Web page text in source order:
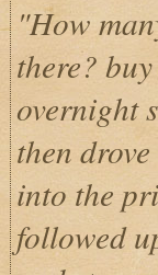
"How
there?
overnight
then
into the
followed